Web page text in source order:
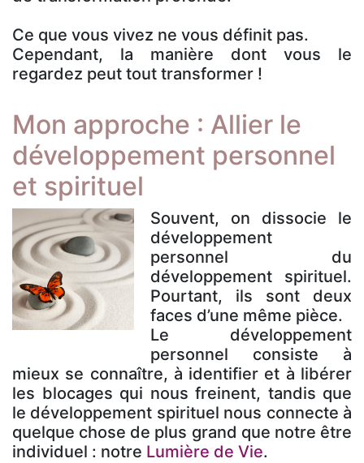
Ce que vous vivez ne vous définit pas.
Cependant, la manière dont vous le
regardez peut tout transformer !
Mon approche : Allier le
développement personnel
et spirituel
Souvent, on dissocie le
développement
personnel du
développement spirituel.
Pourtant, ils sont deux
faces d’une même pièce.
Le développement
personnel consiste à
mieux se connaître, à identifier et à libérer
les blocages qui nous freinent, tandis que
le développement spirituel nous connecte à
quelque chose de plus grand que notre être
individuel : notre Lumière de Vie.